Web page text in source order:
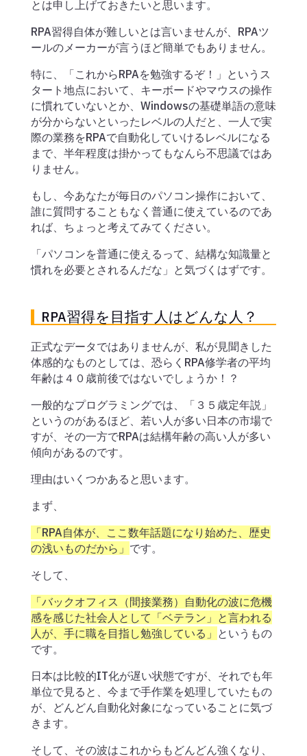
とは申し上げておきたいと思います。
RPA習得自体が難しいとは言いませんが、RPAツ
ールのメーカーが言うほど簡単でもありません。
特に、「これからRPAを勉強するぞ！」というス
タート地点において、キーボードやマウスの操作
に慣れていないとか、Windowsの基礎単語の意味
が分からないといったレベルの人だと、一人で実
際の業務をRPAで自動化していけるレベルになる
まで、半年程度は掛かってもなんら不思議ではあ
りません。
もし、今あなたが毎日のパソコン操作において、
誰に質問することもなく普通に使えているのであ
れば、ちょっと考えてみてください。
「パソコンを普通に使えるって、結構な知識量と
慣れを必要とされるんだな」と気づくはずです。
RPA習得を目指す人はどんな人？
正式なデータではありませんが、私が見聞きした
体感的なものとしては、恐らくRPA修学者の平均
年齢は４０歳前後ではないでしょうか！？
一般的なプログラミングでは、「３５歳定年説」
というのがあるほど、若い人が多い日本の市場で
すが、その一方でRPAは結構年齢の高い人が多い
傾向があるのです。
理由はいくつかあると思います。
まず、
「RPA自体が、ここ数年話題になり始めた、歴史
の浅いものだから」 です。
そして、
「バックオフィス（間接業務）自動化の波に危機
感を感じた社会人として「ベテラン」と言われる
人が、手に職を目指し勉強している」 というもの
です。
日本は比較的IT化が遅い状態ですが、それでも年
単位で見ると、今まで手作業を処理していたもの
が、どんどん自動化対象になっていることに気づ
きます。
そして、その波はこれからもどんどん強くなり、